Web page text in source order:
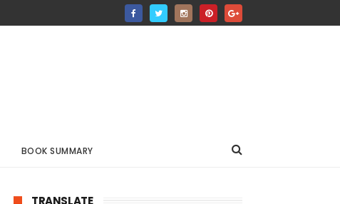
BOOK SUMMARY
TRANSLATE